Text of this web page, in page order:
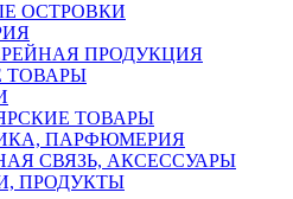
ОСТРОВКИ
ПРОДУКЦИЯ
ТОВАРЫ
ТОВАРЫ
ПАРФЮМЕРИЯ
СВЯЗЬ, АКСЕССУАРЫ
ПРОДУКТЫ